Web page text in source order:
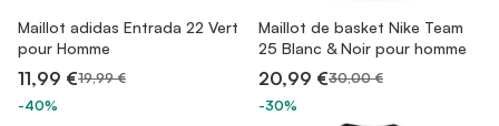
Maillot adidas Entrada 22 Vert
pour Homme
11,99 €19,99 €
-40%
Maillot de basket Nike Team
25 Blanc & Noir pour homme
20,99 €30,00 €
-30%